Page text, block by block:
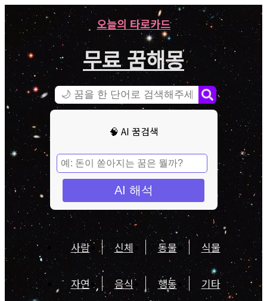
오늘의 타로카드
무료 꿈해몽
🧠 AI 꿈검색
AI 해석
사람 신체 동물 식물
자연 음식 행동 기타